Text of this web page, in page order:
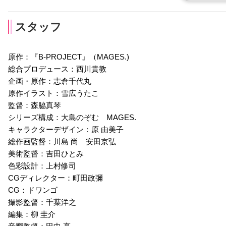
寺光遙日
声優：八代拓
不動明謙
声優：千葉翔也
スタッフ
原作：『B-PROJECT』（MAGES.)
総合プロデュース：西川貴教
企画・原作：志倉千代丸
原作イラスト：雪広うたこ
監督：森脇真琴
シリーズ構成：大島のぞむ MAGES.
キャラクターデザイン：原 由美子
総作画監督：川島 尚 安田京弘
美術監督：吉田ひとみ
色彩設計：上村修司
CGディレクター：町田政彌
CG：ドワンゴ
撮影監督：千葉洋之
編集：柳 圭介